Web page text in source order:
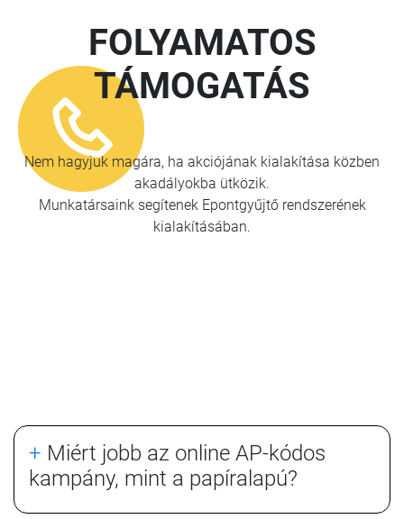
FOLYAMATOS
TÁMOGATÁS
Nem hagyjuk magára, ha akciójának kialakítása közben
akadályokba ütközik.
Munkatársaink segítenek Epontgyűjtő rendszerének
kialakításában.
+ Miért jobb az online AP-kódos
kampány, mint a papíralapú?